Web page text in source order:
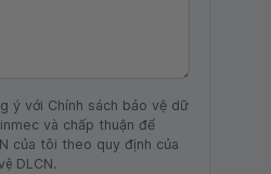
ý với Chính sách bảo vệ dữ
và chấp thuận để
của tôi theo quy định của
DLCN.